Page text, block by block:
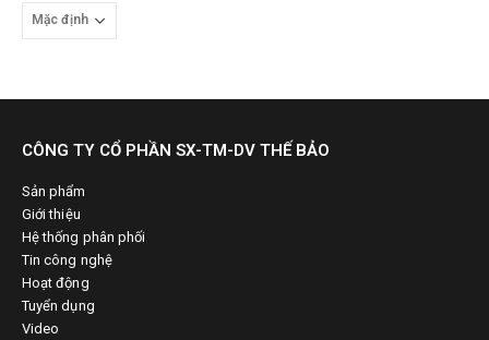
CÔNG TY CỔ PHẦN SX-TM-DV THẾ BẢO
Sản phẩm
Giới thiệu
Hệ thống phân phối
Tin công nghệ
Hoạt động
Tuyển dụng
Video